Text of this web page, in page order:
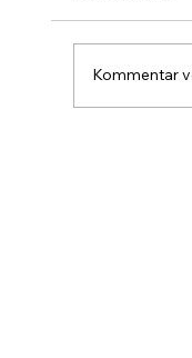
und kein
hätte
Kommentar